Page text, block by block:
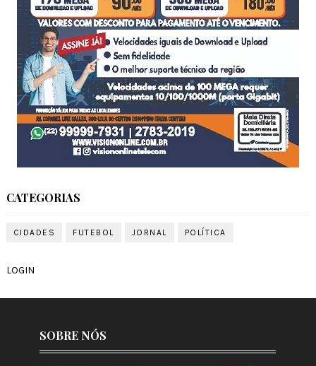
CATEGORIAS
CIDADES FUTEBOL JORNAL POLÍTICA
LOGIN
SOBRE NÓS